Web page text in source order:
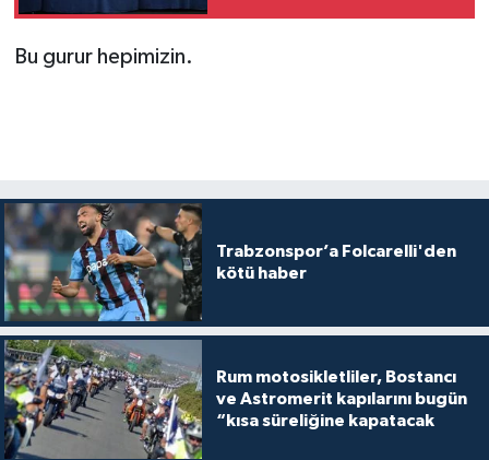
Bu gurur hepimizin.
Trabzonspor’a Folcarelli'den
kötü haber
Rum motosikletliler, Bostancı
ve Astromerit kapılarını bugün
“kısa süreliğine kapatacak